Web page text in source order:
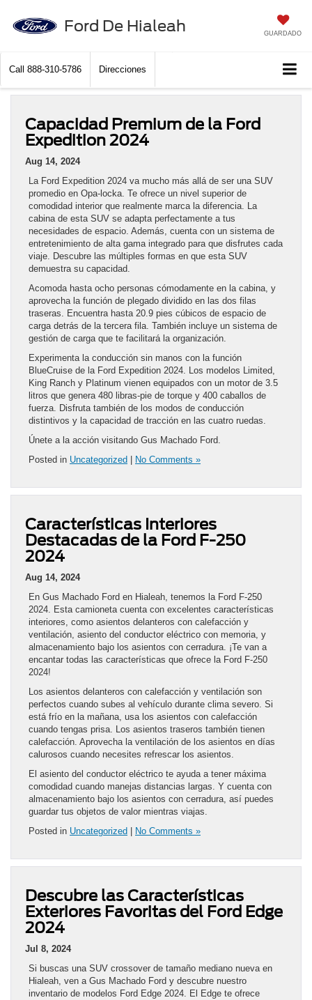
Ford De Hialeah GUARDADO
Call 888-310-5786 Direcciones
Capacidad Premium de la Ford
Expedition 2024
Aug 14, 2024
La Ford Expedition 2024 va mucho más allá de ser una SUV
promedio en Opa-locka. Te ofrece un nivel superior de
comodidad interior que realmente marca la diferencia. La
cabina de esta SUV se adapta perfectamente a tus
necesidades de espacio. Además, cuenta con un sistema de
entretenimiento de alta gama integrado para que disfrutes cada
viaje. Descubre las múltiples formas en que esta SUV
demuestra su capacidad.
Acomoda hasta ocho personas cómodamente en la cabina, y
aprovecha la función de plegado dividido en las dos filas
traseras. Encuentra hasta 20.9 pies cúbicos de espacio de
carga detrás de la tercera fila. También incluye un sistema de
gestión de carga que te facilitará la organización.
Experimenta la conducción sin manos con la función
BlueCruise de la Ford Expedition 2024. Los modelos Limited,
King Ranch y Platinum vienen equipados con un motor de 3.5
litros que genera 480 libras-pie de torque y 400 caballos de
fuerza. Disfruta también de los modos de conducción
distintivos y la capacidad de tracción en las cuatro ruedas.
Únete a la acción visitando Gus Machado Ford.
Posted in Uncategorized No Comments »
Características Interiores
Destacadas de la Ford F-250
2024
Aug 14, 2024
En Gus Machado Ford en Hialeah, tenemos la Ford F-250
2024. Esta camioneta cuenta con excelentes características
interiores, como asientos delanteros con calefacción y
ventilación, asiento del conductor eléctrico con memoria, y
almacenamiento bajo los asientos con cerradura. ¡Te van a
encantar todas las características que ofrece la Ford F-250
2024!
Los asientos delanteros con calefacción y ventilación son
perfectos cuando subes al vehículo durante clima severo. Si
está frío en la mañana, usa los asientos con calefacción
cuando tengas prisa. Los asientos traseros también tienen
calefacción. Aprovecha la ventilación de los asientos en días
calurosos cuando necesites refrescar los asientos.
El asiento del conductor eléctrico te ayuda a tener máxima
comodidad cuando manejas distancias largas. Y cuenta con
almacenamiento bajo los asientos con cerradura, así puedes
guardar tus objetos de valor mientras viajas.
Posted in Uncategorized No Comments »
Descubre las Características
Exteriores Favoritas del Ford Edge
2024
Jul 8, 2024
Si buscas una SUV crossover de tamaño mediano nueva en
Hialeah, ven a Gus Machado Ford y descubre nuestro
inventario de modelos Ford Edge 2024. El Edge te ofrece